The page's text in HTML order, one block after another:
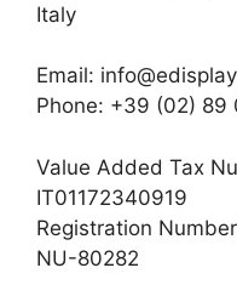
Italy
Email:
Phone: +39 (02) 89
Value Added Tax
IT01172340919
Registration
NU-80282